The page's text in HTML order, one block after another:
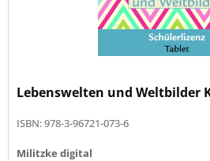
Lebenswelten und Weltbilder
ISBN: 978-3-96721-073-6
Militzke digital